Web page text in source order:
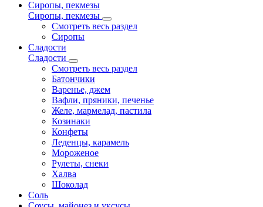
Сиропы, пекмезы
Сиропы, пекмезы
Смотреть весь раздел
Сиропы
Сладости
Сладости
Смотреть весь раздел
Батончики
Варенье, джем
Вафли, пряники, печенье
Желе, мармелад, пастила
Козинаки
Конфеты
Леденцы, карамель
Мороженое
Рулеты, снеки
Халва
Шоколад
Соль